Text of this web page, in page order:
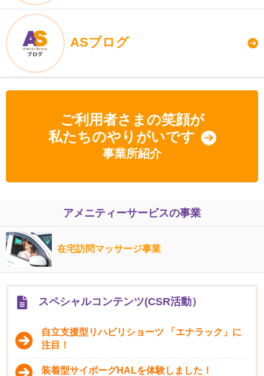
ASブログ
ご利用者さまの笑顔が
私たちのやりがいです
事業所紹介
アメニティーサービスの事業
在宅訪問マッサージ事業
スペシャルコンテンツ(CSR活動）
自立支援型リハビリショーツ 「エナラック」に
注目！
装着型サイボーグHALを体験しました！